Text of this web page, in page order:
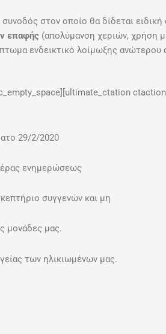
στον οποίο θα δίδεται ειδική
επαφής (απολύμανση χεριών, χρήση
ενδεικτικό λοίμωξης ανώτερου
29/2/2020
ενημερώσεως
συγγενών και μη
μονάδες μας.
των ηλικιωμένων μας.